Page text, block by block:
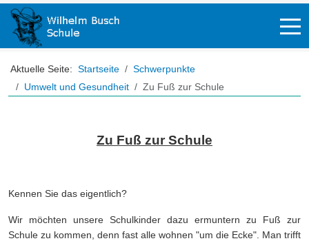
Off-
Aktuelle Seite: Startseite
Schwerpunkte
Umwelt und Gesundheit
Zu Fuß zur Schule
Zu Fuß zur Schule
Kennen Sie das eigentlich?
Wir möchten unsere Schulkinder dazu ermuntern zu Fuß zur
Schule zu kommen, denn fast alle wohnen "um die Ecke". Man trifft